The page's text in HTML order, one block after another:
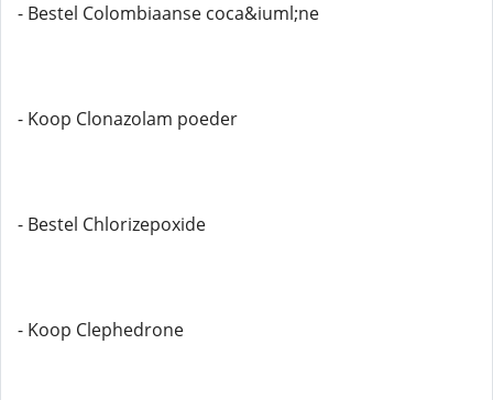
- Bestel Colombiaanse coca&iuml;ne
- Koop Clonazolam poeder
- Bestel Chlorizepoxide
- Koop Clephedrone